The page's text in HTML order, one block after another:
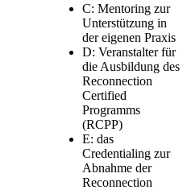
C: Mentoring zur
Unterstützung in
der eigenen Praxis
D: Veranstalter für
die Ausbildung des
Reconnection
Certified
Programms
(RCPP)
E: das
Credentialing zur
Abnahme der
Reconnection